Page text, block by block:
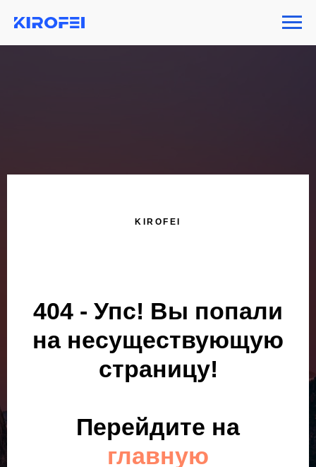
KIROFEI
404 - Упс! Вы попали
на несуществующую
страницу!
Перейдите на
главную